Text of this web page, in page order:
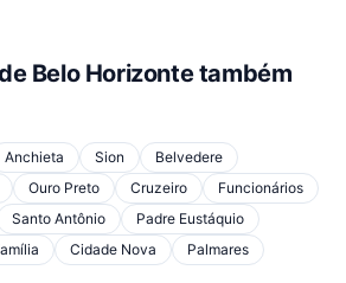
Belo Horizontetambém
Anchieta Sion
Belvedere
Ouro Preto Cruzeiro
Funcionários
Santo Antônio
Padre Eustáquio
Cidade Nova Palmares